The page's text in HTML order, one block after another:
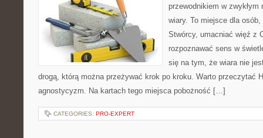
przewodnikiem w
wiary. To miejsce dla
Stwórcy, umacniać więź z
rozpoznawać sens w
się na tym, że wiara nie
drogą, którą można przeżywać krok po kroku. Warto przeczytać
agnostycyzm. Na kartach tego miejsca pobożność […]
CATEGORIES: PRO-EXPERT